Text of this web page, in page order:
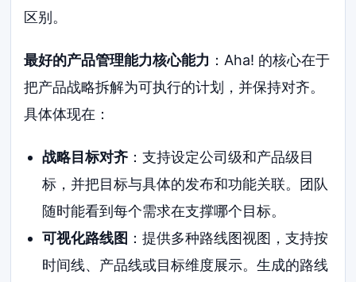
区别。
最好的产品管理能力核心能力 ：Aha! 的核心在于
把产品战略拆解为可执行的计划，并保持对齐。
具体体现在：
战略目标对齐：支持设定公司级和产品级目
标，并把目标与具体的发布和功能关联。团队
随时能看到每个需求在支撑哪个目标。
可视化路线图 ：提供多种路线图视图，支持按
时间线、产品线或目标维度展示。生成的路线